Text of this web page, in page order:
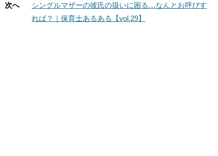
次へ
シングルマザーの彼氏の扱いに困る…なんとお呼びす
れば？｜保育士あるある【vol.29】